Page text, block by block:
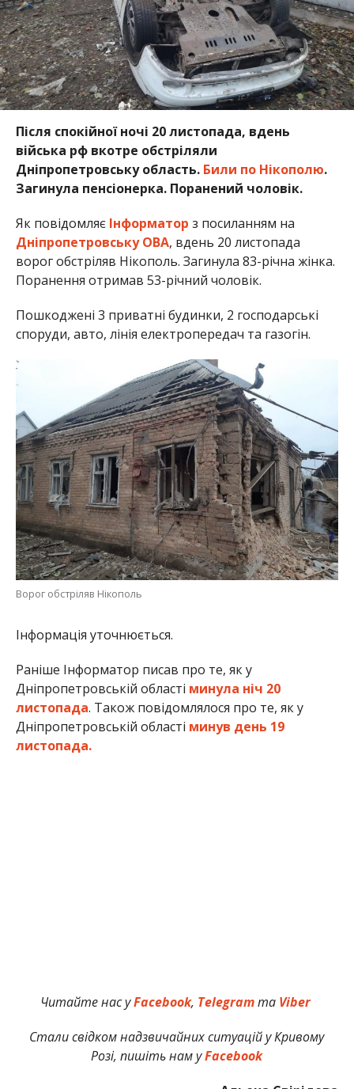
Після спокійної ночі 20 листопада, вдень
війська рф вкотре обстріляли
Дніпропетровську область. Били по Нікополю.
Загинула пенсіонерка. Поранений чоловік.
Як повідомляє Інформатор з посиланням на
Дніпропетровську ОВА, вдень 20 листопада
ворог обстріляв Нікополь. Загинула 83-річна жінка.
Поранення отримав 53-річний чоловік.
Пошкоджені 3 приватні будинки, 2 господарські
споруди, авто, лінія електропередач та газогін.
Ворог обстріляв Нікополь
Інформація уточнюється.
Раніше Інформатор писав про те, як у
Дніпропетровській області минула ніч 20
листопада. Також повідомлялося про те, як у
Дніпропетровській області минув день 19
листопада.
Читайте нас уFacebook, Telegramта Viber
Стали свідком надзвичайних ситуацій у Кривому
Розі, пишіть нам уFacebook